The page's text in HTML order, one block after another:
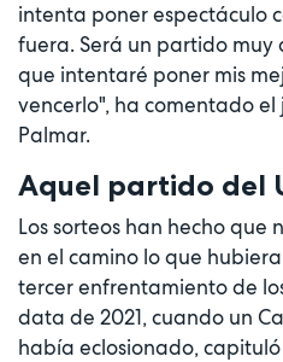
intenta poner espectáculo
fuera. Será un partido muy
que intentaré poner mis
vencerlo", ha comentado
Palmar.
Aquel partido del
Los sorteos han hecho que
en el camino lo que
tercer enfrentamiento de
data de 2021, cuando un
había eclosionado,